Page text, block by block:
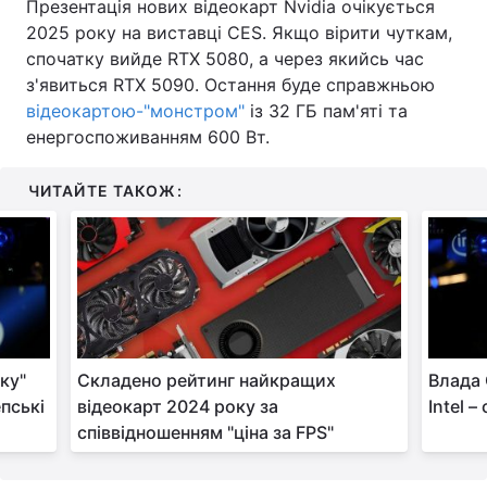
Презентація нових відеокарт Nvidia очікується
2025 року на виставці CES. Якщо вірити чуткам,
спочатку вийде RTX 5080, а через якийсь час
з'явиться RTX 5090. Остання буде справжньою
відеокартою-"монстром" із 32 ГБ пам'яті та
енергоспоживанням 600 Вт.
ЧИТАЙТЕ ТАКОЖ:
Складено рейтинг найкращих
відеокарт 2024 року за
співвідношенням "ціна за FPS"
Влада
Intel –